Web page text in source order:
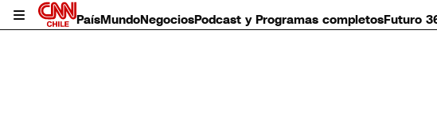
PaísMundoNegociosPodcast y Programas completosFuturo